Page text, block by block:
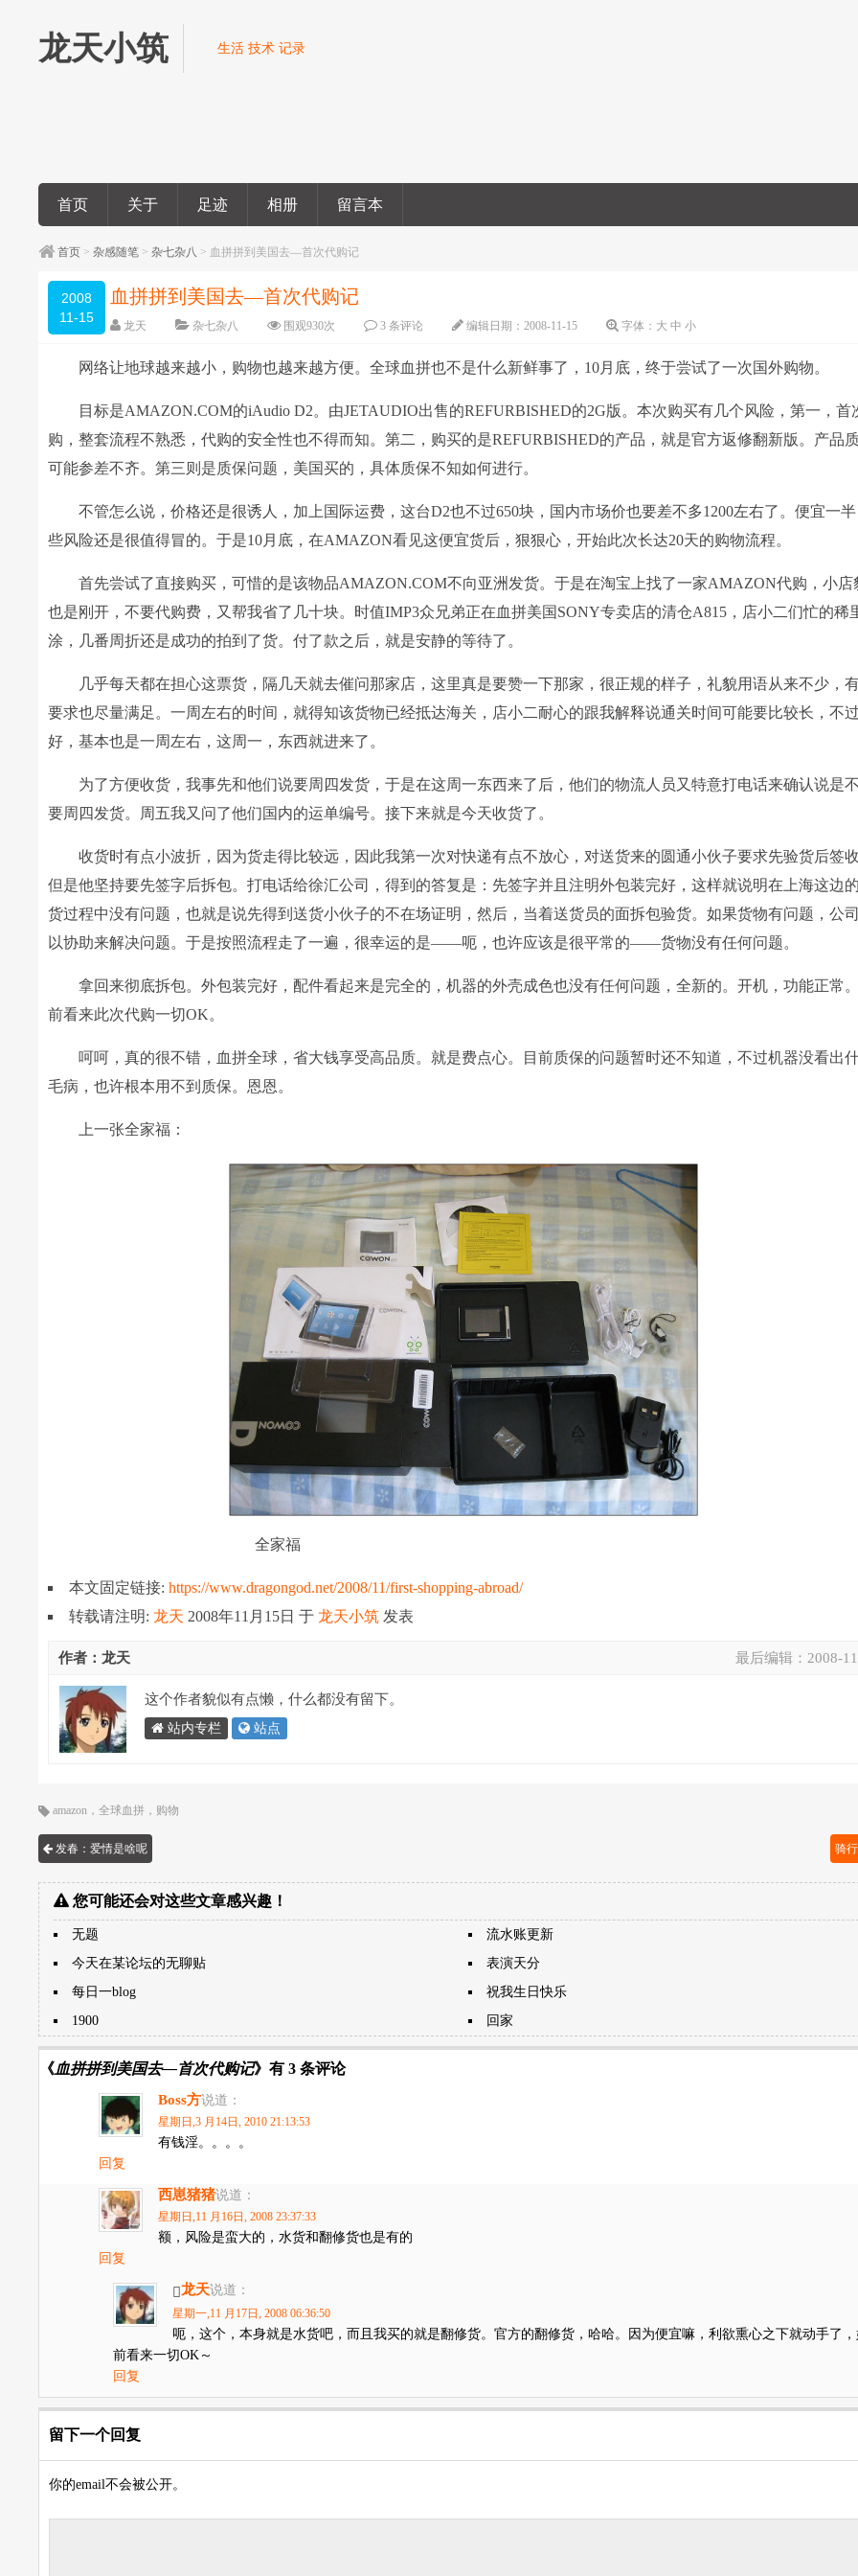
龙天小筑 生活 技术 记录
首页 关于 足迹 相册 留言本
首页 >杂感随笔 >杂七杂八 > 血拼拼到美国去—首次代购记
2008
11-15
血拼拼到美国去—首次代购记
龙天 杂七杂八 围观930次 3 条评论 编辑日期：2008-11-15 字体： 大 中 小
网络让地球越来越小，购物也越来越方便。全球血拼也不是什么新鲜事了，10月底，终于尝试了一次国外购物。
目标是AMAZON.COM的iAudio D2。由JETAUDIO出售的REFURBISHED的2G版。本次购买有几个风险，第一，首
购，整套流程不熟悉，代购的安全性也不得而知。第二，购买的是REFURBISHED的产品，就是官方返修翻新版。产品
可能参差不齐。第三则是质保问题，美国买的，具体质保不知如何进行。
不管怎么说，价格还是很诱人，加上国际运费，这台D2也不过650块，国内市场价也要差不多1200左右了。便宜一
些风险还是很值得冒的。于是10月底，在AMAZON看见这便宜货后，狠狠心，开始此次长达20天的购物流程。
首先尝试了直接购买，可惜的是该物品AMAZON.COM不向亚洲发货。于是在淘宝上找了一家AMAZON代购，小店
也是刚开，不要代购费，又帮我省了几十块。时值IMP3众兄弟正在血拼美国SONY专卖店的清仓A815，店小二们忙的稀
涂，几番周折还是成功的拍到了货。付了款之后，就是安静的等待了。
几乎每天都在担心这票货，隔几天就去催问那家店，这里真是要赞一下那家，很正规的样子，礼貌用语从来不少，
要求也尽量满足。一周左右的时间，就得知该货物已经抵达海关，店小二耐心的跟我解释说通关时间可能要比较长，不
好，基本也是一周左右，这周一，东西就进来了。
为了方便收货，我事先和他们说要周四发货，于是在这周一东西来了后，他们的物流人员又特意打电话来确认说是
要周四发货。周五我又问了他们国内的运单编号。接下来就是今天收货了。
收货时有点小波折，因为货走得比较远，因此我第一次对快递有点不放心，对送货来的圆通小伙子要求先验货后签
但是他坚持要先签字后拆包。打电话给徐汇公司，得到的答复是：先签字并且注明外包装完好，这样就说明在上海这边
货过程中没有问题，也就是说先得到送货小伙子的不在场证明，然后，当着送货员的面拆包验货。如果货物有问题，公
以协助来解决问题。于是按照流程走了一遍，很幸运的是——呃，也许应该是很平常的——货物没有任何问题。
拿回来彻底拆包。外包装完好，配件看起来是完全的，机器的外壳成色也没有任何问题，全新的。开机，功能正常
前看来此次代购一切OK。
呵呵，真的很不错，血拼全球，省大钱享受高品质。就是费点心。目前质保的问题暂时还不知道，不过机器没看出
毛病，也许根本用不到质保。恩恩。
上一张全家福：
全家福
本文固定链接:https://www.dragongod.net/2008/11/first-shopping-abroad/
转载请注明:龙天 2008年11月15日于龙天小筑 发表
最后编辑： 2008-
作者：龙天
这个作者貌似有点懒，什么都没有留下。
站内专栏 站点
amazon ，全球血拼 ， 购物
发春：爱情是啥呢 骑
您可能还会对这些文章感兴趣！
无题
流水账更新
今天在某论坛的无聊贴
表演天分
每日一blog
祝我生日快乐
1900
回家
《血拼拼到美国去—首次代购记》有 3 条评论
Boss方说道：
星期日,3 月14日, 2010 21:13:53
有钱淫。。。。
回复
西崽猪猪说道：
星期日,11 月16日, 2008 23:37:33
额，风险是蛮大的，水货和翻修货也是有的
回复
龙天说道：
星期一,11 月17日, 2008 06:36:50
呃，这个，本身就是水货吧，而且我买的就是翻修货。官方的翻修货，哈哈。因为便宜嘛，利欲熏心之下就动手了
前看来一切OK～
回复
留下一个回复
你的email不会被公开。